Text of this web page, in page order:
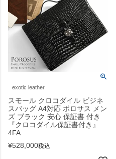
exotic leather
スモール クロコダイル ビジネ
スバッグ A4対応 ポロサス メン
ズ ブラック 安心 保証書 付き
『クロコダイル保証書付き』
4FA
¥528,000税込